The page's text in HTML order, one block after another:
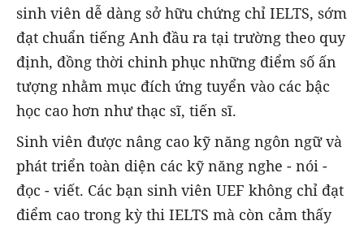
sinh viên dễ dàng sở hữu chứng chỉ IELTS, sớm
đạt chuẩn tiếng Anh đầu ra tại trường theo quy
định, đồng thời chinh phục những điểm số ấn
tượng nhằm mục đích ứng tuyển vào các bậc
học cao hơn như thạc sĩ, tiến sĩ.
Sinh viên được nâng cao kỹ năng ngôn ngữ và
phát triển toàn diện các kỹ năng nghe - nói -
đọc - viết. Các bạn sinh viên UEF không chỉ đạt
điểm cao trong kỳ thi IELTS mà còn cảm thấy